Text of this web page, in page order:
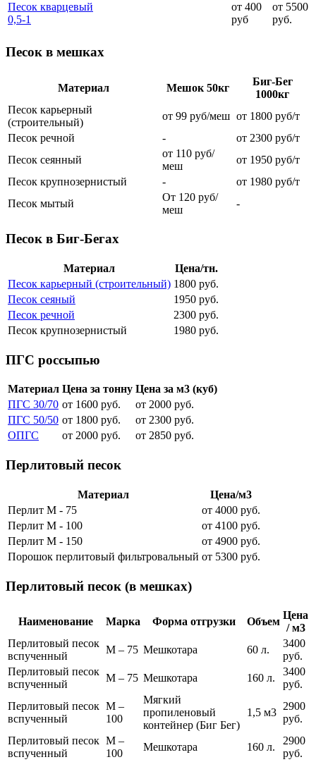
Песок кварцевый
0,5-1
от 400
руб
от 5500
руб.
Песок в мешках
Материал Мешок 50кг
Биг-Бег
1000кг
Песок карьерный
(строительный)
от 99 руб/меш от 1800 руб/т
Песок речной
-
от 2300 руб/т
Песок сеянный
от 110 руб/
меш
от 1950 руб/т
Песок крупнозернистый
-
от 1980 руб/т
Песок мытый
От 120 руб/
меш
-
Песок в Биг-Бегах
Материал
Цена/тн.
Песок карьерный (строительный) 1800 руб.
Песок сеяный
1950 руб.
Песок речной
2300 руб.
Песок крупнозернистый
1980 руб.
ПГС россыпью
Материал Цена за тонну Цена за м3 (куб)
ПГС 30/70 от 1600 руб.
от 2000 руб.
ПГС 50/50 от 1800 руб.
от 2300 руб.
ОПГС
от 2000 руб. от 2850 руб.
Перлитовый песок
Материал
Цена/м3
Перлит М - 75
от 4000 руб.
Перлит М - 100
от 4100 руб.
Перлит М - 150
от 4900 руб.
Порошок перлитовый фильтровальный от 5300 руб.
Перлитовый песок (в мешках)
Наименование Марка Форма отгрузки Объем
Цена
/ м3
Перлитовый песок
вспученный
М – 75 Мешкотара 60 л.
3400
руб.
Перлитовый песок
вспученный
М – 75 Мешкотара 160 л.
3400
руб.
Перлитовый песок
вспученный
М –
100
Мягкий
пропиленовый
контейнер (Биг Бег)
1,5 м3
2900
руб.
Перлитовый песок
вспученный
М –
100
Мешкотара 160 л.
2900
руб.